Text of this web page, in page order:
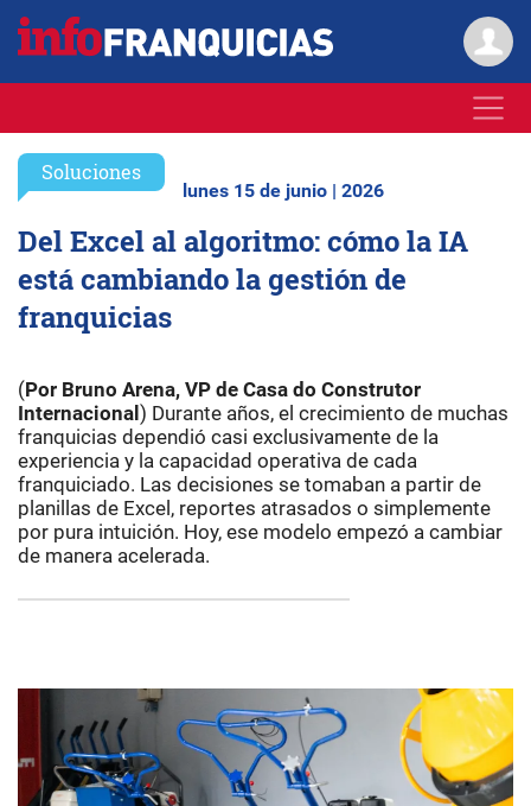
Soluciones
lunes 15 de junio | 2026
Del Excel al algoritmo: cómo la IA
está cambiando la gestión de
franquicias
(Por Bruno Arena, VP de Casa do Construtor
Internacional ) Durante años, el crecimiento de muchas
franquicias dependió casi exclusivamente de la
experiencia y la capacidad operativa de cada
franquiciado. Las decisiones se tomaban a partir de
planillas de Excel, reportes atrasados o simplemente
por pura intuición. Hoy, ese modelo empezó a cambiar
de manera acelerada.